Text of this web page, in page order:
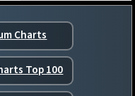
Charts
Top 100